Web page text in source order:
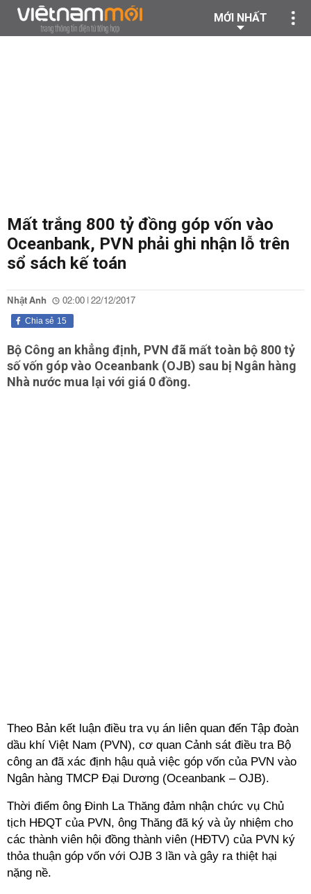
MỚI NHẤT
Mất trắng 800 tỷ đồng góp vốn vào
Oceanbank, PVN phải ghi nhận lỗ trên
sổ sách kế toán
Nhật Anh 02:00 | 22/12/2017
15
Chia sẻ
Bộ Công an khẳng định, PVN đã mất toàn bộ 800 tỷ
số vốn góp vào Oceanbank (OJB) sau bị Ngân hàng
Nhà nước mua lại với giá 0 đồng.
Theo Bản kết luận điều tra vụ án liên quan đến Tập đoàn
dầu khí Việt Nam (PVN), cơ quan Cảnh sát điều tra Bộ
công an đã xác định hậu quả việc góp vốn của PVN vào
Ngân hàng TMCP Đại Dương (Oceanbank – OJB).
Thời điểm ông Đinh La Thăng đảm nhận chức vụ Chủ
tịch HĐQT của PVN, ông Thăng đã ký và ủy nhiệm cho
các thành viên hội đồng thành viên (HĐTV) của PVN ký
thỏa thuận góp vốn với OJB 3 lần và gây ra thiệt hại
nặng nề.